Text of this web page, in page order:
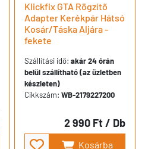
Klickfix GTA Rögzítő
Adapter Kerékpár Hátsó
Kosár/Táska Aljára -
fekete
Szállítási idő: akár 24 órán
belül szállítható (az üzletben
készleten)
Cikkszám: WB-2179227200
2 990 Ft/ Db
Kosárba